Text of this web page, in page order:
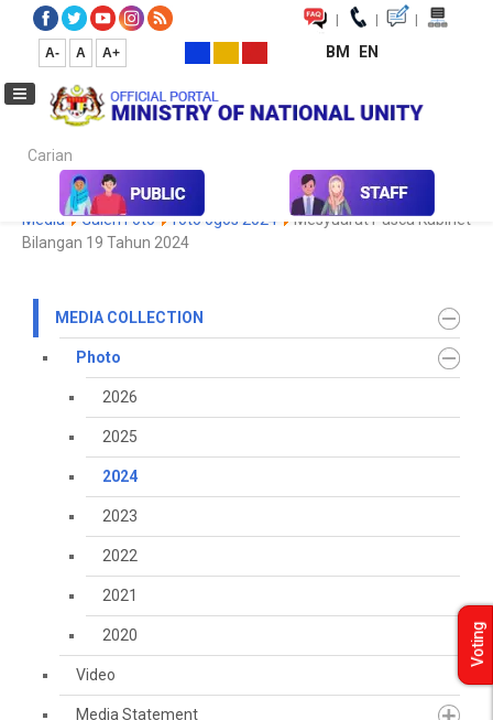
| | |
A- A A+ BM EN
Carian...
Media Media Collection Photo 2024
Koleksi
Media
Galeri Foto foto ogos 2024
Mesyuarat Pasca Kabinet
Bilangan 19 Tahun 2024
MEDIA COLLECTION
Photo
2026
2025
2024
2023
2022
2021
2020
Video
Media Statement
Voting